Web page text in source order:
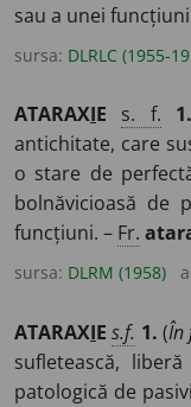
sau a unei
sursa: DLRLC (1955-
ATARAXIE s. f. 1.
antichitate, care
o stare de
bolnăvicioasă de
funcțiuni. – Fr.
sursa: DLRM (1958)
ATARAXIE s.f. 1. (În
sufletească,
patologică de